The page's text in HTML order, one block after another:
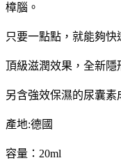
樟腦。
只要一點點，就能夠
頂級滋潤效果，全新隱
另含強效保濕的尿囊素
產地:德國
容量：20ml